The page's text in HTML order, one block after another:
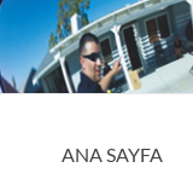
ANA SAYFA